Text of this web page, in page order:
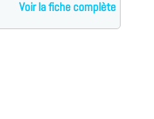
Voir la fiche complète